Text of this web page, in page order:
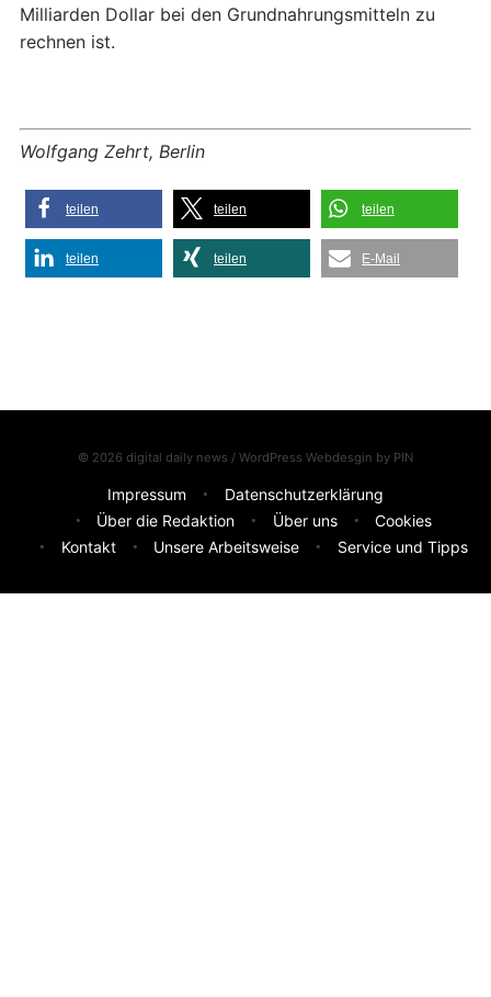
Milliarden Dollar bei den Grundnahrungsmitteln zu
rechnen ist.
Wolfgang Zehrt, Berlin
teilen teilen teilen
teilen teilen E-Mail
© 2026 digital daily news / WordPress Webdesgin by PIN
Impressum
Datenschutzerklärung
Über die Redaktion
Über uns
Cookies
Kontakt
Unsere Arbeitsweise Service und Tipps